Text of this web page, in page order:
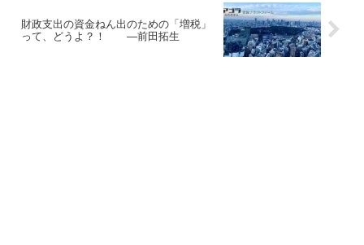
財政支出の資金ねん出のための「増税」
って、どうよ？！ ―前田拓生